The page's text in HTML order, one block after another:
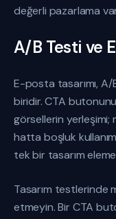
değerli pazarlama
A/B Testi ve
E-posta tasarımı,
biridir. CTA
görsellerin yerleşimi;
hatta boşluk
tek bir tasarım
Tasarım testlerinde
etmeyin. Bir CTA